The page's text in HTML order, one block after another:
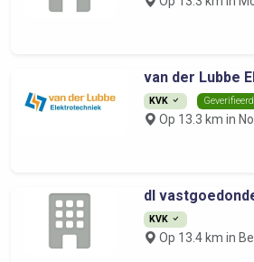
van der Lubbe
KVK Geverifieerd
Op 13.3 km in
dl
KVK
Op 13.4 km in